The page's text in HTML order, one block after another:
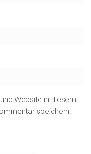
Website in diesem
speichern.